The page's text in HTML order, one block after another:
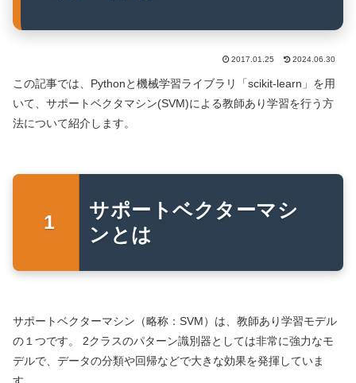
2017.01.25 2024.06.30
この記事では、Pythonと機械学習ライブラリ「scikit-learn」を用
いて、サポートベクタマシン(SVM)による教師あり学習を行う方
法について紹介します。
サポートベクターマシ
ンとは
サポートベクターマシン（略称：SVM）は、教師あり学習モデル
の１つです。 2クラスのパターン識別器としては非常に強力なモ
デルで、データの分類や回帰などで大きな効果を発揮していま
す。